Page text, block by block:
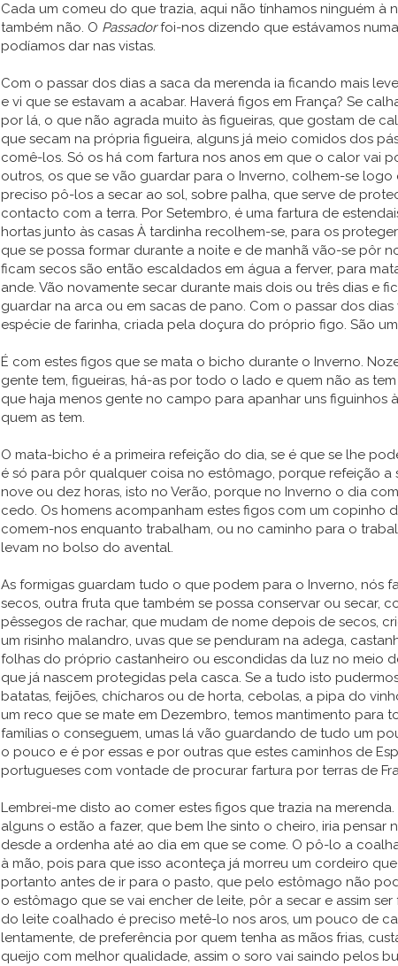
Cada um comeu do que trazia, aqui não tínhamos ninguém à
também não. O Passadorfoi-nos dizendo que estávamos
podíamos dar nas vistas.
Com o passar dos dias a saca da merenda ia ficando mais
e vi que se estavam a acabar. Haverá figos em França? Se
por lá, o que não agrada muito às figueiras, que gostam de
que secam na própria figueira, alguns já meio comidos dos
comê-los. Só os há com fartura nos anos em que o calor vai
outros, os que se vão guardar para o Inverno, colhem-se logo
preciso pô-los a secar ao sol, sobre palha, que serve de
contacto com a terra. Por Setembro, é uma fartura de
hortas junto às casas À tardinha recolhem-se, para os
que se possa formar durante a noite e de manhã vão-se pôr
ficam secos são então escaldados em água a ferver, para
ande. Vão novamente secar durante mais dois ou três dias e
guardar na arca ou em sacas de pano. Com o passar dos
espécie de farinha, criada pela doçura do próprio figo. São
É com estes figos que se mata o bicho durante o Inverno.
gente tem, figueiras, há-as por todo o lado e quem não as
que haja menos gente no campo para apanhar uns figuinhos
quem as tem.
O mata-bicho é a primeira refeição do dia, se é que se lhe
é só para pôr qualquer coisa no estômago, porque refeição a
nove ou dez horas, isto no Verão, porque no Inverno o dia
cedo. Os homens acompanham estes figos com um copinho
comem-nos enquanto trabalham, ou no caminho para o
levam no bolso do avental.
As formigas guardam tudo o que podem para o Inverno, nós
secos, outra fruta que também se possa conservar ou secar,
pêssegos de rachar, que mudam de nome depois de secos,
um risinho malandro, uvas que se penduram na adega,
folhas do próprio castanheiro ou escondidas da luz no meio
que já nascem protegidas pela casca. Se a tudo isto
batatas, feijões, chícharos ou de horta, cebolas, a pipa do
um reco que se mate em Dezembro, temos mantimento para
famílias o conseguem, umas lá vão guardando de tudo um
o pouco e é por essas e por outras que estes caminhos de
portugueses com vontade de procurar fartura por terras de
Lembrei-me disto ao comer estes figos que trazia na
alguns o estão a fazer, que bem lhe sinto o cheiro, iria pensar
desde a ordenha até ao dia em que se come. O pô-lo a
à mão, pois para que isso aconteça já morreu um cordeiro
portanto antes de ir para o pasto, que pelo estômago não
o estômago que se vai encher de leite, pôr a secar e assim
do leite coalhado é preciso metê-lo nos aros, um pouco de
lentamente, de preferência por quem tenha as mãos frias,
queijo com melhor qualidade, assim o soro vai saindo pelos